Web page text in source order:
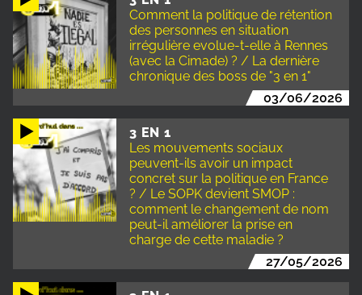
Comment la politique de rétention
des personnes en situation
irrégulière evolue-t-elle à Rennes
(avec la Cimade) ? / La dernière
chronique des boss de "3 en 1"
03/06/2026
3 EN 1
Les mouvements sociaux
peuvent-ils avoir un impact
concret sur la politique en France
? / Le SOPK devient SMOP :
comment le changement de nom
peut-il améliorer la prise en
charge de cette maladie ?
27/05/2026